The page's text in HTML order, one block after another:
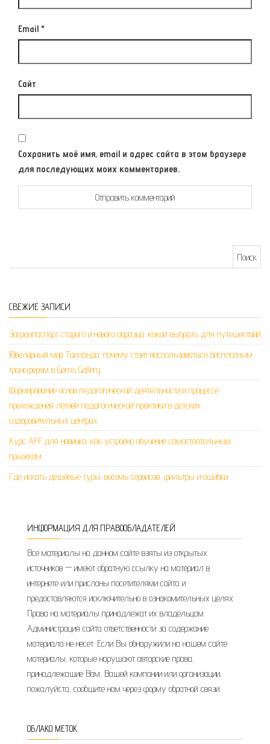
Email *
Сайт
Сохранить моё имя, email и адрес сайта в этом браузере
для последующих моих комментариев.
СВЕЖИЕ ЗАПИСИ
Загранпаспорт старого и нового образца: какой выбрать для путешествий
Ювелирный мир Таиланда: почему стоит воспользоваться бесплатным
трансфером в Gems Gallery
Формирование основ педагогической деятельности в процессе
прохождения летней педагогической практики в детских
оздоровительных центрах
Курс AFF для новичка: как устроено обучение самостоятельным
прыжкам
Где искать дешёвые туры: восемь сервисов, фильтры и ошибки
ИНФОРМАЦИЯ ДЛЯ ПРАВООБЛАДАТЕЛЕЙ
Все материалы на данном сайте взяты из открытых
источников — имеют обратную ссылку на материал в
интернете или присланы посетителями сайта и
предоставляются исключительно в ознакомительных целях.
Права на материалы принадлежат их владельцам.
Администрация сайта ответственности за содержание
материала не несет. Если Вы обнаружили на нашем сайте
материалы, которые нарушают авторские права,
принадлежащие Вам, Вашей компании или организации,
пожалуйста, сообщите нам через форму обратной связи.
ОБЛАКО МЕТОК